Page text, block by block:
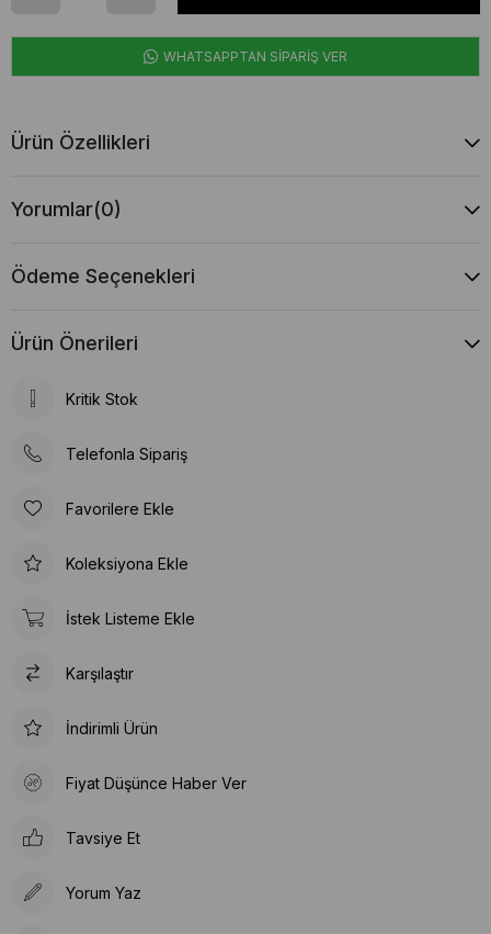
WHATSAPPTAN SİPARİŞ VER
Ürün Özellikleri
Yorumlar(0)
Ödeme Seçenekleri
Ürün Önerileri
Kritik Stok
Telefonla Sipariş
Favorilere Ekle
Koleksiyona Ekle
İstek Listeme Ekle
Karşılaştır
İndirimli Ürün
Fiyat Düşünce Haber Ver
Tavsiye Et
Yorum Yaz